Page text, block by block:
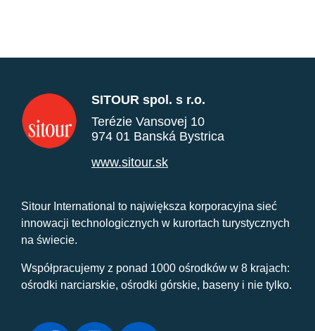
SITOUR spol. s r.o.
Terézie Vansovej 10
974 01 Banská Bystrica
www.sitour.sk
Sitour International to największa korporacyjna sieć
innowacji technologicznych w kurortach turystycznych
na świecie.
Współpracujemy z ponad 1000 ośrodków w 8 krajach:
ośrodki narciarskie, ośrodki górskie, baseny i nie tylko.